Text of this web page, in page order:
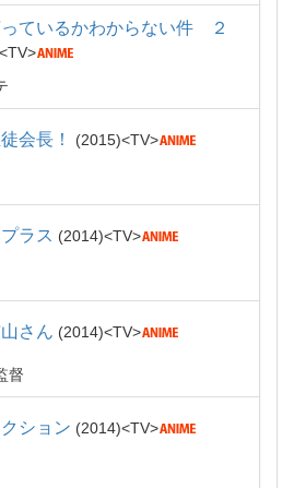
っているかわからない件 ２
TV
会長！ 2015 TV
ラス 2014 TV
さん 2014 TV
督
ション 2014 TV